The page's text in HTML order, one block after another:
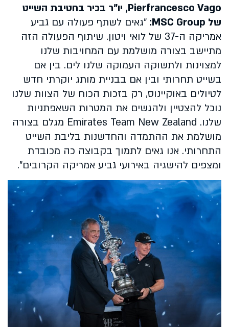
Pierfrancesco Vago, יו"ר בכיר בחטיבת השייט
של MSC Group:
"גאים לשתף פעולה עם גביע
אמריקה ה-37 של לואי ויטון. שיתוף הפעולה הזה
מתיישב בצורה מושלמת עם המחויבות שלנו
למצוינות ולתשוקה העמוקה שלנו לים. בין אם
בשייט תחרותי ובין אם בבניית מותג יוקרתי חדש
לטיולים באוקיינוס, רק בזכות הכוח של הצוות שלנו
נוכל להצטיין ולהגשים את המטרות השאפתניות
שלנו. Emirates Team New Zealand מגלם בצורה
מושלמת את ההתמדה והחדשנות בליבת השייט
התחרותי. אנו גאים לתמוך בקבוצה כה מכובדת
ומצפים להישגיה באירועי גביע אמריקה הקרובים".